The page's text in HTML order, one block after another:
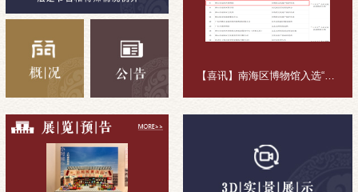
【喜讯】南海区博物馆入选“十五五”公共文化活动组织主体